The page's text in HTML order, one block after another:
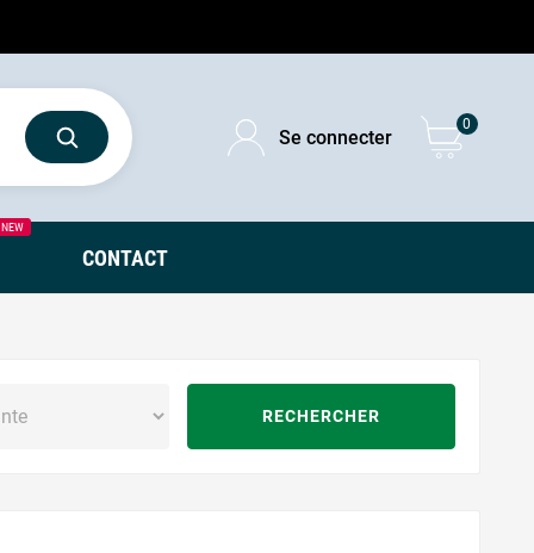
Se connecter
0
NEW
CONTACT
RECHERCHER